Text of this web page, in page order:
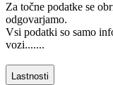
Za točne podatke se
odgovarjamo.
Vsi podatki so samo
vozi.......
Lastnosti